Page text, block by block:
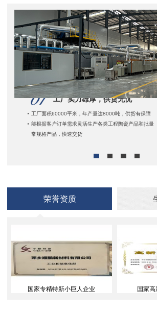
工厂实力雄厚，供货无忧
工厂面积60000平米，年产量达8000吨，供货有保障
能根据客户订单需求灵活生产各类工程陶瓷产品和批量
常规格产品，快速交货
荣誉资质
国家专精特新小巨人企业 国家